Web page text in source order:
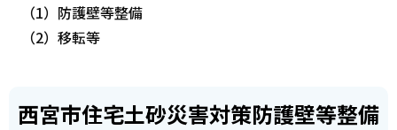
（1）防護壁等整備
（2）移転等
西宮市住宅土砂災害対策防護壁等整備